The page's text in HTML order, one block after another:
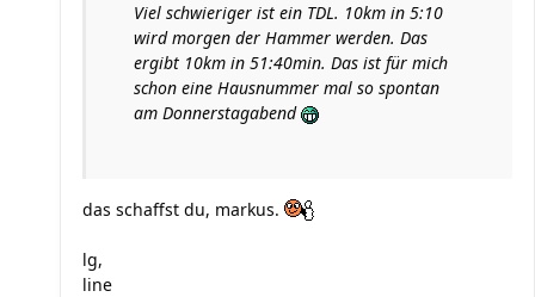
Viel schwieriger ist ein TDL. 10km in 5:10
wird morgen der Hammer werden. Das
ergibt 10km in 51:40min. Das ist für mich
schon eine Hausnummer mal so spontan
am Donnerstagabend
das schaffst du, markus.
lg,
line